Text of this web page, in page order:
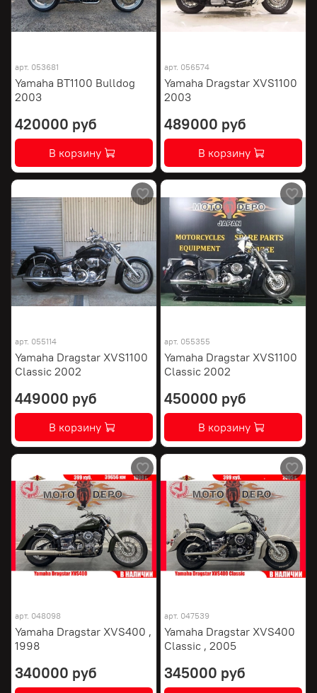
арт. 053681
Yamaha BT1100 Bulldog
2003
420000 руб
В корзину
арт. 056574
Yamaha Dragstar XVS1100
2003
489000 руб
В корзину
арт. 055114
Yamaha Dragstar XVS1100
Classic 2002
449000 руб
В корзину
арт. 055355
Yamaha Dragstar XVS1100
Classic 2002
450000 руб
В корзину
арт. 048098
Yamaha Dragstar XVS400 ,
1998
340000 руб
арт. 047539
Yamaha Dragstar XVS400
Classic , 2005
345000 руб